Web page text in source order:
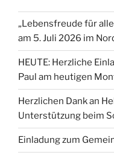
„Lebensfreude für
am 5. Juli 2026 im
HEUTE: Herzliche
Paul am heutigen
Herzlichen Dank an
Unterstützung beim
Einladung zum